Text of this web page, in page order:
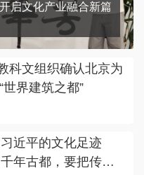
启文化产业融合新篇
科文组织确认北京为
世界建筑之都”
近平的文化足迹
千年古都，要把传统